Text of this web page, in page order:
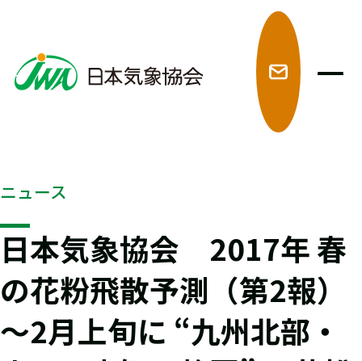
ニュース
日本気象協会 2017年 春
の花粉飛散予測（第2報）
～2月上旬に “九州北部・